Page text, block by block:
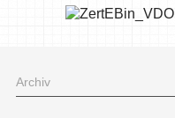
Archiv